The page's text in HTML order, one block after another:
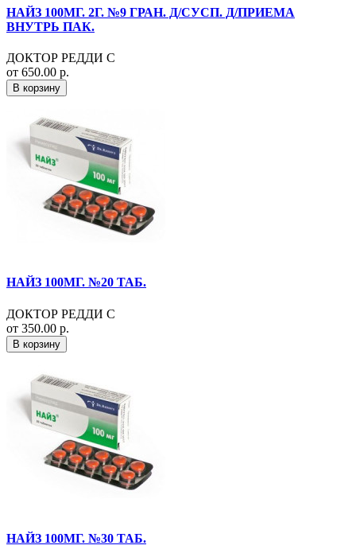
НАЙЗ 100МГ. 2Г. №9 ГРАН. Д/СУСП. Д/ПРИЕМА
ВНУТРЬ ПАК.
ДОКТОР РЕДДИ С
от 650.00 р.
В корзину
НАЙЗ 100МГ. №20 ТАБ.
ДОКТОР РЕДДИ С
от 350.00 р.
В корзину
НАЙЗ 100МГ. №30 ТАБ.